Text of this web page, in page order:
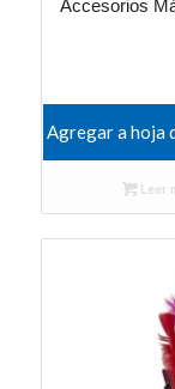
Accesorios
Agregar a hoja
Leer